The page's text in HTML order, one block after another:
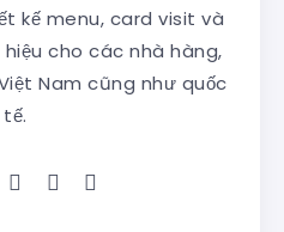
kế menu, card visit và
cho các nhà hàng,
Nam cũng như quốc
tế.